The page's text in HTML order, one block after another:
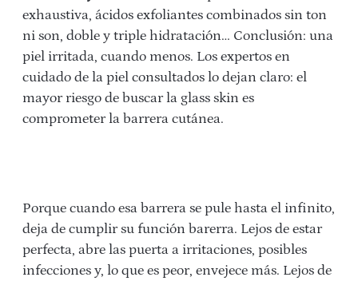
exhaustiva, ácidos exfoliantes combinados sin ton
ni son, doble y triple hidratación… Conclusión: una
piel irritada, cuando menos. Los expertos en
cuidado de la piel consultados lo dejan claro: el
mayor riesgo de buscar la glass skin es
comprometer la barrera cutánea.
Porque cuando esa barrera se pule hasta el infinito,
deja de cumplir su función barerra. Lejos de estar
perfecta, abre las puerta a irritaciones, posibles
infecciones y, lo que es peor, envejece más. Lejos de